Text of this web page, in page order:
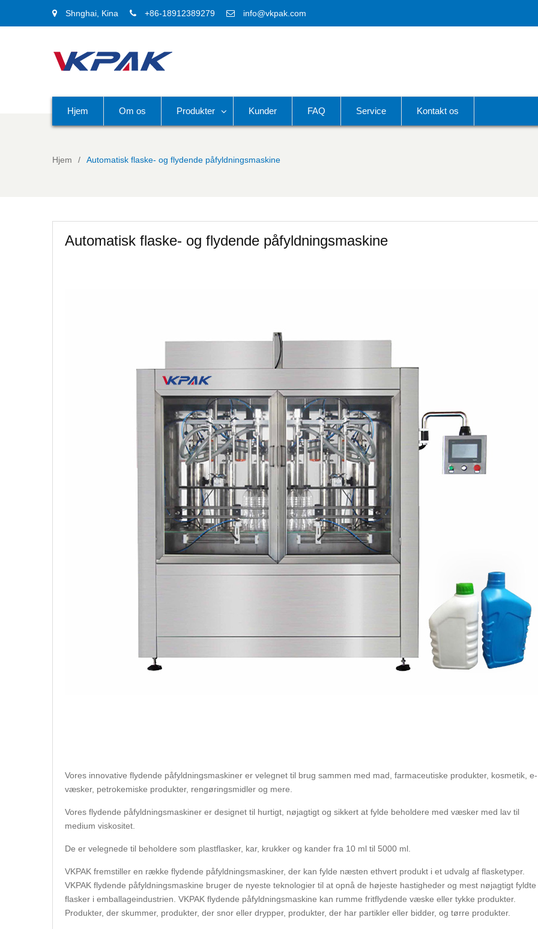
Shnghai, Kina +86-18912389279 info@vkpak.com
Hjem Om os Produkter Kunder FAQ Service Kontakt os
Hjem Automatisk flaske- og flydende påfyldningsmaskine
Automatisk flaske- og flydende påfyldningsmaskine
Vores innovative flydende påfyldningsmaskiner er velegnet til brug sammen med mad, farmaceutiske produkter, kosmetik, e-
væsker, petrokemiske produkter, rengøringsmidler og mere.
Vores flydende påfyldningsmaskiner er designet til hurtigt, nøjagtigt og sikkert at fylde beholdere med væsker med lav til
medium viskositet.
De er velegnede til beholdere som plastflasker, kar, krukker og kander fra 10 ml til 5000 ml.
VKPAK fremstiller en række flydende påfyldningsmaskiner, der kan fylde næsten ethvert produkt i et udvalg af flasketyper.
VKPAK flydende påfyldningsmaskine bruger de nyeste teknologier til at opnå de højeste hastigheder og mest nøjagtigt fyldte
flasker i emballageindustrien. VKPAK flydende påfyldningsmaskine kan rumme fritflydende væske eller tykke produkter.
Produkter, der skummer, produkter, der snor eller drypper, produkter, der har partikler eller bidder, og tørre produkter.